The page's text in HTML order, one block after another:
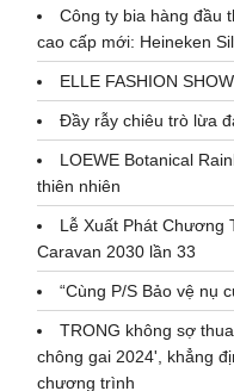
Công ty bia hàng đầu
cao cấp mới: Heineken
ELLE FASHION
Đầy rẫy chiêu trò lừa
LOEWE Botanical
thiên nhiên
Lễ Xuất Phát Chương
Caravan 2030 lần 33
“Cùng P/S Bảo vệ nụ
TRONG không sợ
chông gai 2024', khẳng
chương trình